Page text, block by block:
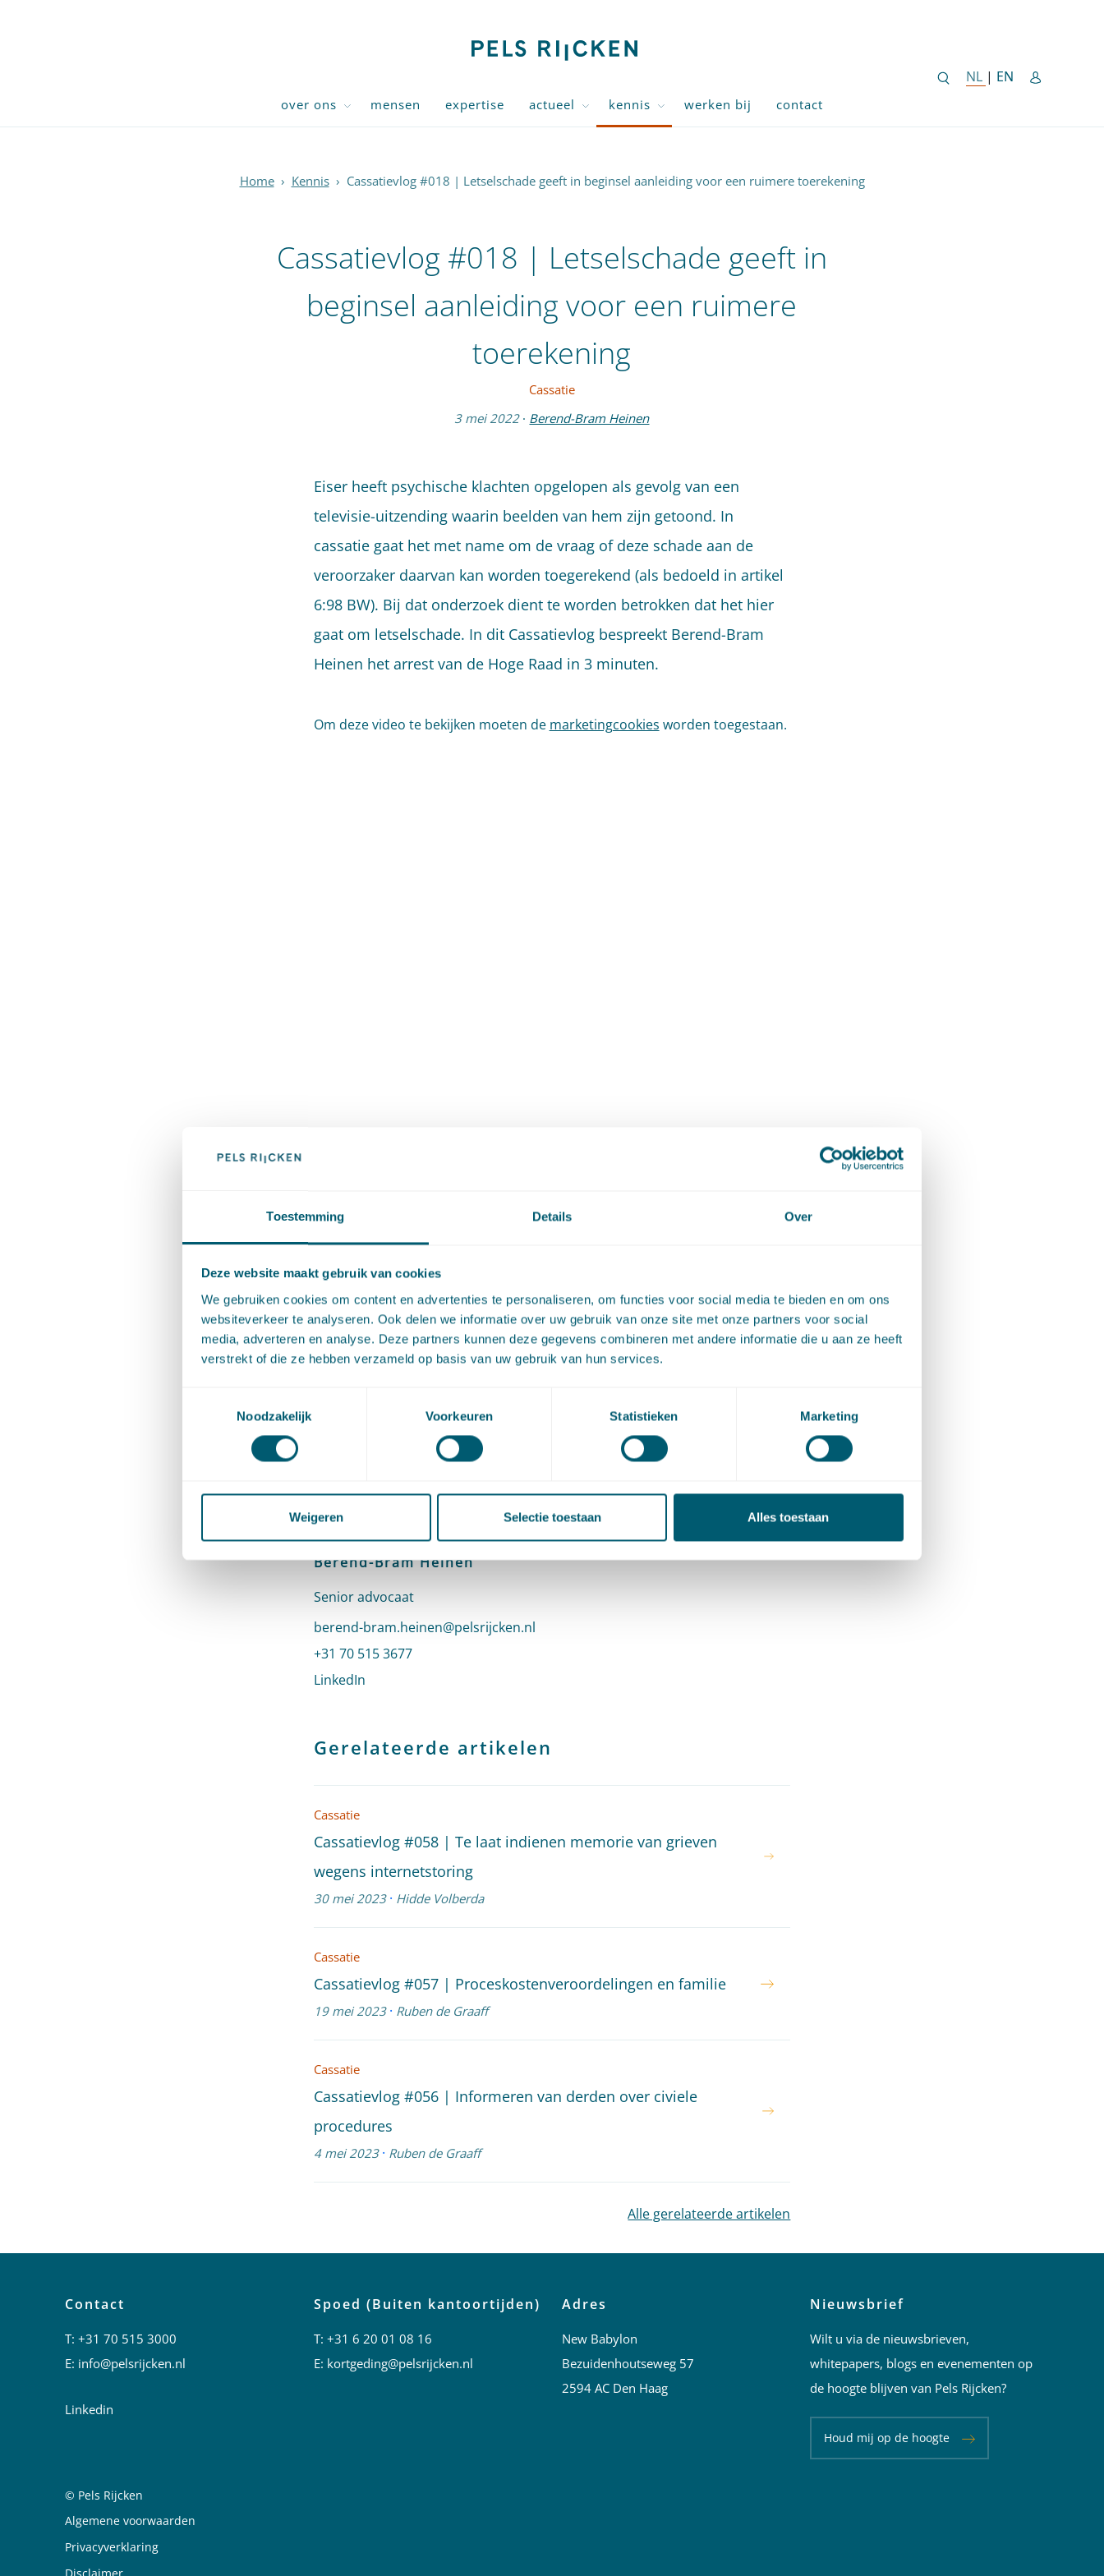
Toestemming Details Over
Deze website maakt gebruik van cookies
We gebruiken cookies om content en advertenties te personaliseren, om functies voor social media te bieden en om ons
websiteverkeer te analyseren. Ook delen we informatie over uw gebruik van onze site met onze partners voor social
media, adverteren en analyse. Deze partners kunnen deze gegevens combineren met andere informatie die u aan ze heeft
verstrekt of die ze hebben verzameld op basis van uw gebruik van hun services.
Noodzakelijk
Voorkeuren Statistieken Marketing
Weigeren Selectie toestaan Alles toestaan
NL NEDERLANDSE
| EN ENGLISH
over ons mensen expertise actueel kennis werken bij contact
Home › Kennis › Cassatievlog #018 | Letselschade geeft in beginsel aanleiding voor een ruimere toerekening
Cassatievlog #018 | Letselschade geeft in
beginsel aanleiding voor een ruimere
toerekening
Cassatie
3 mei 2022 · Berend-Bram Heinen
Eiser heeft psychische klachten opgelopen als gevolg van een
televisie-uitzending waarin beelden van hem zijn getoond. In
cassatie gaat het met name om de vraag of deze schade aan de
veroorzaker daarvan kan worden toegerekend (als bedoeld in artikel
6:98 BW). Bij dat onderzoek dient te worden betrokken dat het hier
gaat om letselschade. In dit Cassatievlog bespreekt Berend-Bram
Heinen het arrest van de Hoge Raad in 3 minuten.
Om deze video te bekijken moeten de marketingcookies worden toegestaan.
Deel dit artikel via LinkedIn
Contact
Berend-Bram Heinen
Senior advocaat
Stuur een e-mail naar Berend-Bram Heinen
berend-bram.heinen@pelsrijcken.nl
Bel naar Berend-Bram Heinen
+31 70 515 3677
LinkedIn
Gerelateerde artikelen
Cassatie
Cassatievlog #058 | Te laat indienen memorie van grieven
wegens internetstoring
30 mei 2023 · Hidde Volberda
Cassatie
Cassatievlog #057 | Proceskostenveroordelingen en familie
19 mei 2023 · Ruben de Graaff
Cassatie
Cassatievlog #056 | Informeren van derden over civiele
procedures
4 mei 2023 · Ruben de Graaff
Alle gerelateerde artikelen
Contact
T:+31 70 515 3000
E: info@pelsrijcken.nl
Linkedin
Spoed (Buiten kantoortijden)
T: +31 6 20 01 08 16
E: kortgeding@pelsrijcken.nl
Adres
New Babylon
Bezuidenhoutseweg 57
2594 AC Den Haag
Nieuwsbrief
Wilt u via de nieuwsbrieven,
whitepapers, blogs en evenementen op
de hoogte blijven van Pels Rijcken?
Houd mij op de hoogte
Juridische informatie
© Pels Rijcken
Algemene voorwaarden
Privacyverklaring